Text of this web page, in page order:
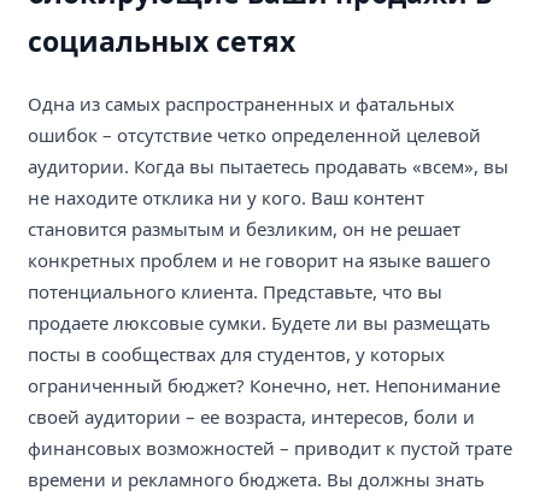
социальных сетях
Одна из самых распространенных и фатальных
ошибок – отсутствие четко определенной целевой
аудитории. Когда вы пытаетесь продавать «всем», вы
не находите отклика ни у кого. Ваш контент
становится размытым и безликим, он не решает
конкретных проблем и не говорит на языке вашего
потенциального клиента. Представьте, что вы
продаете люксовые сумки. Будете ли вы размещать
посты в сообществах для студентов, у которых
ограниченный бюджет? Конечно, нет. Непонимание
своей аудитории – ее возраста, интересов, боли и
финансовых возможностей – приводит к пустой трате
времени и рекламного бюджета. Вы должны знать